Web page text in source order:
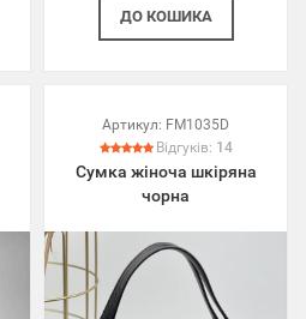
ДО КОШИКА
Артикул: FM1035D
Відгуків: 14
Сумка жіноча шкіряна
чорна